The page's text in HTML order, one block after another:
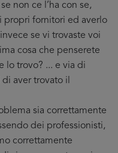
non ce l’ha con se,
propri fornitori ed averlo
se vi trovaste voi
cosa che penserete
lo trovo? ... e via di
aver trovato il
sia correttamente
dei professionisti,
correttamente